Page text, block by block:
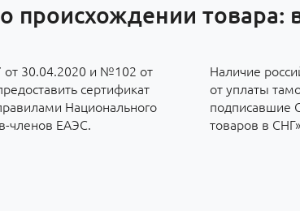
происхождении товара:
от 30.04.2020 и №102 от
сертификат
Национального
членов ЕАЭС.
Наличие
от уплаты
подписавшие
товаров в